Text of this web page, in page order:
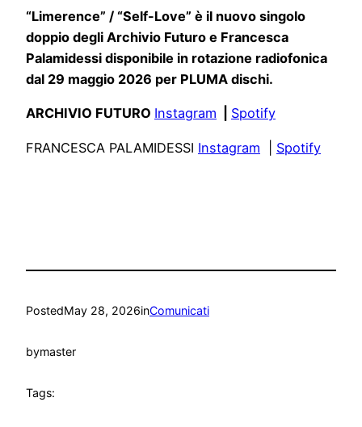
“Limerence” / “Self-Love” è il nuovo singolo
doppio degli Archivio Futuro e Francesca
Palamidessi disponibile in rotazione radiofonica
dal 29 maggio 2026 per PLUMA dischi.
ARCHIVIO FUTURO Instagram Spotify
FRANCESCA PALAMIDESSI Instagram Spotify
PostedMay 28, 2026inComunicati
bymaster
Tags: